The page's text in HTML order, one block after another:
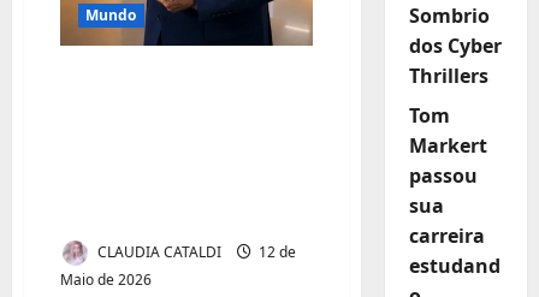
Mundo
CLAUDIA CATALDI
12 de
Maio de 2026
Sombrio
dos Cyber
Thrillers
Tom
Markert
passou
sua
carreira
estudand